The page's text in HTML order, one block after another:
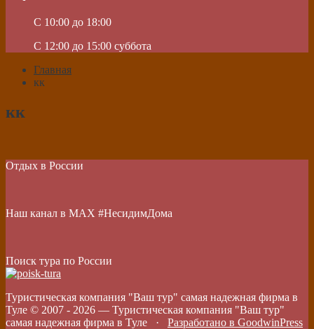
C 10:00 до 18:00
C 12:00 до 15:00 суббота
Главная
кк
кк
Отдых в России
Наш канал в МАХ #НесидимДома
Поиск тура по России
Туристическая компания "Ваш тур" самая надежная фирма в
Туле © 2007 - 2026 — Туристическая компания "Ваш тур"
самая надежная фирма в Туле · Разработано в GoodwinPress